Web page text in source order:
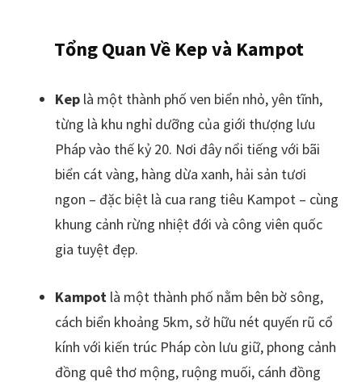
Tổng Quan Về Kep và Kampot
Kep là một thành phố ven biển nhỏ, yên tĩnh,
từng là khu nghỉ dưỡng của giới thượng lưu
Pháp vào thế kỷ 20. Nơi đây nổi tiếng với bãi
biển cát vàng, hàng dừa xanh, hải sản tươi
ngon – đặc biệt là cua rang tiêu Kampot – cùng
khung cảnh rừng nhiệt đới và công viên quốc
gia tuyệt đẹp.
Kampot là một thành phố nằm bên bờ sông,
cách biển khoảng 5km, sở hữu nét quyến rũ cổ
kính với kiến trúc Pháp còn lưu giữ, phong cảnh
đồng quê thơ mộng, ruộng muối, cánh đồng